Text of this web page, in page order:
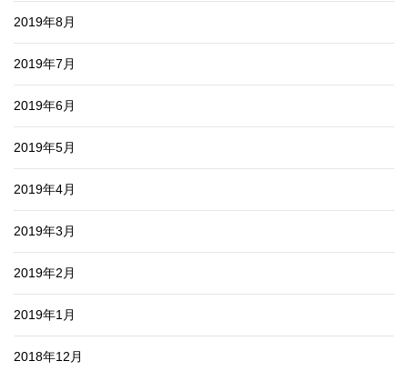
2019年8月
2019年7月
2019年6月
2019年5月
2019年4月
2019年3月
2019年2月
2019年1月
2018年12月